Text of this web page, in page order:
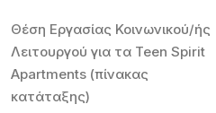
Θέση Εργασίας Κοινωνικού/ής
Λειτουργού για τα Teen Spirit
Apartments (πίνακας
κατάταξης)